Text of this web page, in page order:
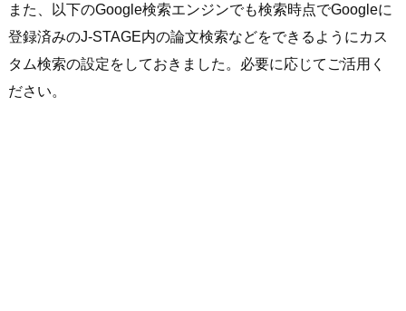
また、以下のGoogle検索エンジンでも検索時点でGoogleに
登録済みのJ-STAGE内の論文検索などをできるようにカス
タム検索の設定をしておきました。必要に応じてご活用く
ださい。